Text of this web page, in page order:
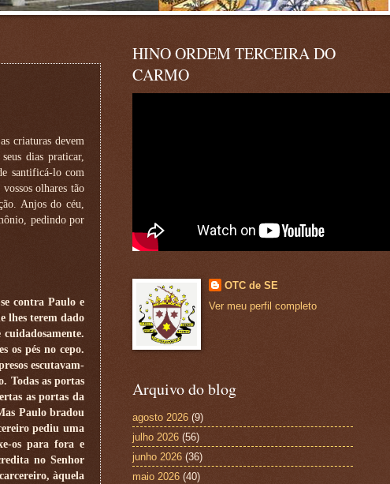
criaturas devem
dias praticar,
santificá-lo com
olhares tão
Anjos do céu,
pedindo por
contra Paulo e
lhes terem dado
os pés no cepo.
escutavam-
Todas as portas
as portas da
Paulo bradou
pediu uma
os para fora e
no Senhor
àquela
HINO ORDEM TERCEIRA DO
CARMO
OTC de SE
Ver meu perfil completo
Arquivo do blog
agosto 2026 (9)
julho 2026 (56)
junho 2026 (36)
maio 2026 (40)